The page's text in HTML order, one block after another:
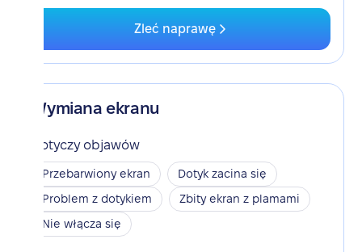
Zleć naprawę
Wymiana ekranu
Dotyczy objawów
Przebarwiony ekran
Dotyk zacina się
Problem z dotykiem
Zbity ekran z plamami
Nie włącza się